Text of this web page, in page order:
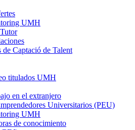
UMH
de Captació de Talent
titulados UMH
en el extranjero
Universitarios (PEU)
UMH
de conocimiento